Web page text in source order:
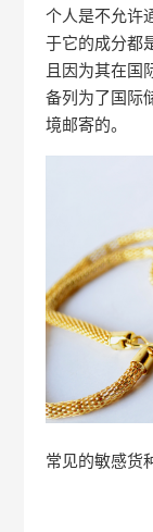
个人是不允许
于它的成分都
且因为其在国
备列为了国际
境邮寄的。
常见的敏感货